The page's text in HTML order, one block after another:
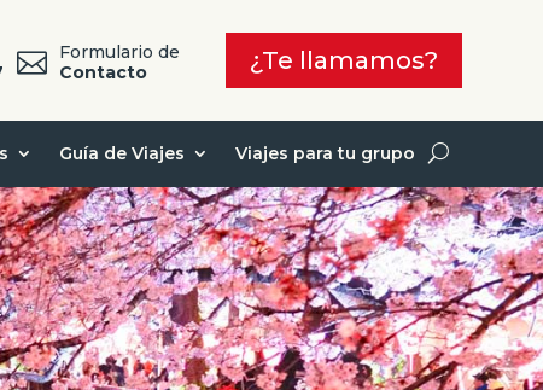

Formulario de
Contacto
¿Te llamamos?
Guía de Viajes Viajes para tu grupo